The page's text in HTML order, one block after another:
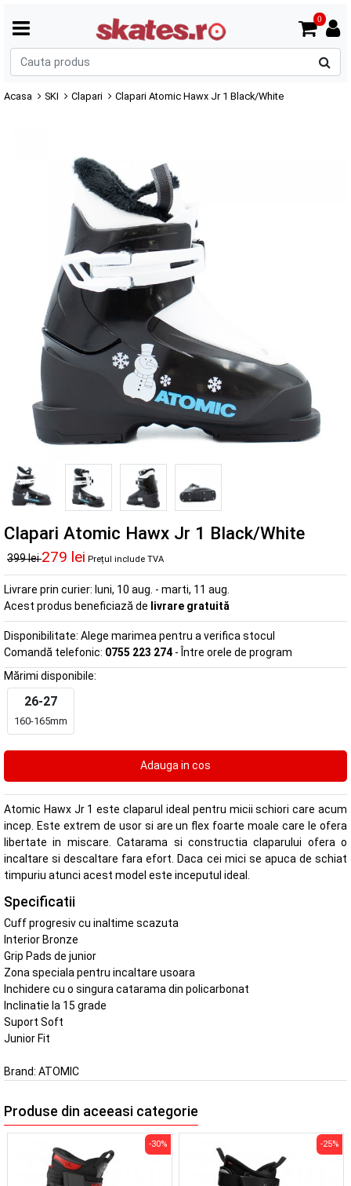
0
Acasa SKI Clapari Clapari Atomic Hawx Jr 1 Black/White
Clapari Atomic Hawx Jr 1 Black/White
399 lei279 lei Prețul include TVA
Livrare prin curier: luni, 10 aug. - marti, 11 aug.
Acest produs beneficiază de livrare gratuită
Disponibilitate: Alege marimea pentru a verifica stocul
Comandă telefonic: 0755 223 274 - Între orele de program
Mărimi disponibile:
26-27
160-165mm
Atomic Hawx Jr 1 este claparul ideal pentru micii schiori care acum
incep. Este extrem de usor si are un flex foarte moale care le ofera
libertate in miscare. Catarama si constructia claparului ofera o
incaltare si descaltare fara efort. Daca cei mici se apuca de schiat
timpuriu atunci acest model este inceputul ideal.
Specificatii
Cuff progresiv cu inaltime scazuta
Interior Bronze
Grip Pads de junior
Zona speciala pentru incaltare usoara
Inchidere cu o singura catarama din policarbonat
Inclinatie la 15 grade
Suport Soft
Junior Fit
Brand: ATOMIC
Produse din aceeasi categorie
-30% -25%